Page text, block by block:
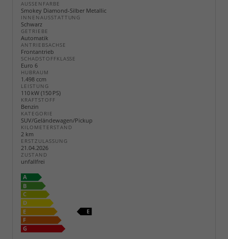
AUSSENFARBE
Smokey Diamond-Silber Metallic
INNENAUSSTATTUNG
Schwarz
GETRIEBE
Automatik
ANTRIEBSACHSE
Frontantrieb
SCHADSTOFFKLASSE
Euro 6
HUBRAUM
1.498 ccm
LEISTUNG
110 kW (150 PS)
KRAFTSTOFF
Benzin
KATEGORIE
SUV/Geländewagen/Pickup
KILOMETERSTAND
2 km
ERSTZULASSUNG
21.04.2026
ZUSTAND
unfallfrei